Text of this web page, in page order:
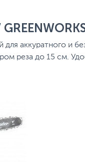
аккуратного и
реза до 15 см.